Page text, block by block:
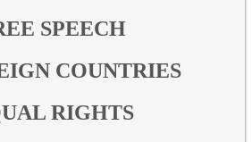
SPEECH
COUNTRIES
RIGHTS